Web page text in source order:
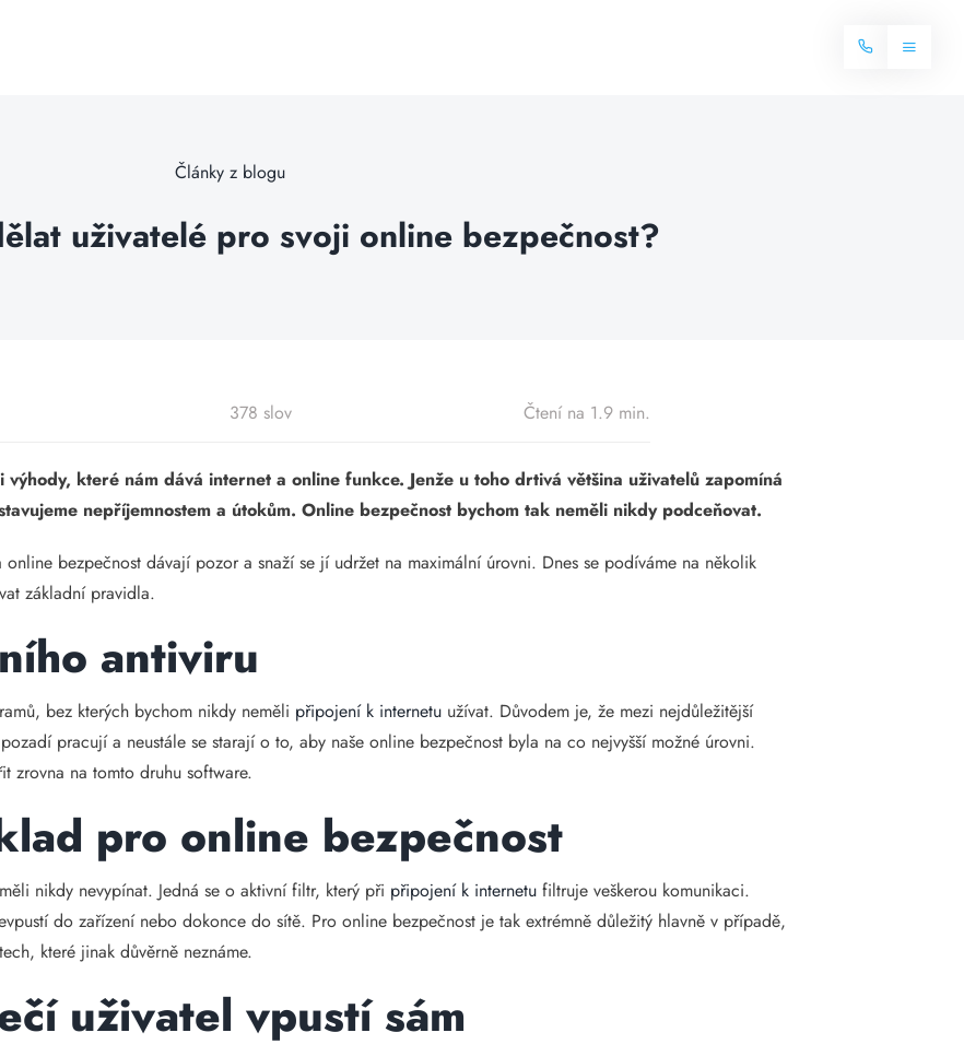
Toggle
Články z blogu
uživatelé pro svoji online bezpečnost?
378 slov Čtení na 1.9 min.
které nám dává internet a online funkce. Jenže u toho drtivá většina uživatelů zapomíná
nepříjemnostem a útokům. Online bezpečnost bychom tak neměli nikdy podceňovat.
bezpečnost dávají pozor a snaží se jí udržet na maximální úrovni. Dnes se podíváme na několik
základní pravidla.
antiviru
bez kterých bychom nikdy neměli připojení k internetu užívat. Důvodem je, že mezi nejdůležitější
pracují a neustále se starají o to, aby naše online bezpečnost byla na co nejvyšší možné úrovni.
zrovna na tomto druhu software.
pro online bezpečnost
nikdy nevypínat. Jedná se o aktivní filtr, který při připojení k internetu filtruje veškerou komunikaci.
do zařízení nebo dokonce do sítě. Pro online bezpečnost je tak extrémně důležitý hlavně v případě,
které jinak důvěrně neznáme.
uživatel vpustí sám